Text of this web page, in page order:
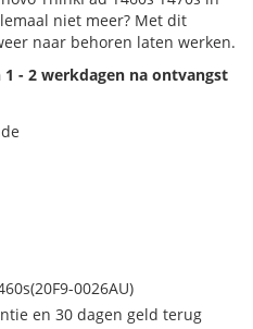
niet meer? Met dit
naar behoren laten werken.
- 2 werkdagen na ontvangst
0026AU)
en 30 dagen geld terug